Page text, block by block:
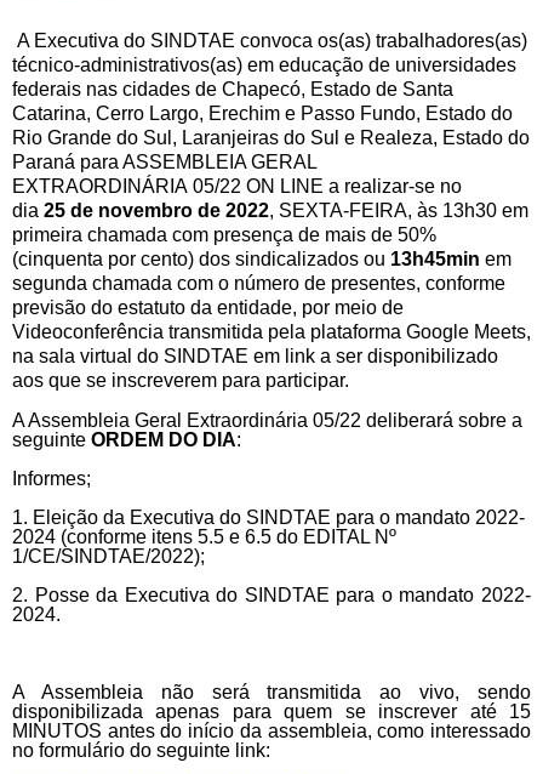
A Executiva do SINDTAE convoca os(as) trabalhadores(as)
técnico-administrativos(as) em educação de universidades
federais nas cidades de Chapecó, Estado de Santa
Catarina, Cerro Largo, Erechim e Passo Fundo, Estado do
Rio Grande do Sul, Laranjeiras do Sul e Realeza, Estado do
Paraná para ASSEMBLEIA GERAL
EXTRAORDINÁRIA 05/22 ON LINE a realizar-se no
dia 25 de novembro de 2022, SEXTA-FEIRA, às 13h30 em
primeira chamada com presença de mais de 50%
(cinquenta por cento) dos sindicalizados ou 13h45min em
segunda chamada com o número de presentes, conforme
previsão do estatuto da entidade, por meio de
Videoconferência transmitida pela plataforma Google Meets,
na sala virtual do SINDTAE em link a ser disponibilizado
aos que se inscreverem para participar.
A Assembleia Geral Extraordinária 05/22 deliberará sobre a
seguinte ORDEM DO DIA:
Informes;
1. Eleição da Executiva do SINDTAE para o mandato 2022-
2024 (conforme itens 5.5 e 6.5 do EDITAL Nº
1/CE/SINDTAE/2022);
2. Posse da Executiva do SINDTAE para o mandato 2022-
2024.
A Assembleia não será transmitida ao vivo, sendo
disponibilizada apenas para quem se inscrever até 15
MINUTOS antes do início da assembleia, como interessado
no formulário do seguinte link: